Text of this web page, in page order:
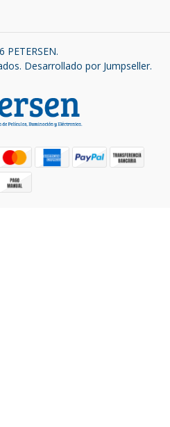
PETERSEN.
Desarrollado por Jumpseller.